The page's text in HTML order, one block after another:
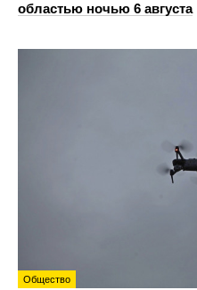
областью ночью 6 августа
Общество